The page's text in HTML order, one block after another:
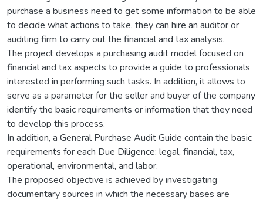
purchase a business need to get some information to be able
to decide what actions to take, they can hire an auditor or
auditing firm to carry out the financial and tax analysis.
The project develops a purchasing audit model focused on
financial and tax aspects to provide a guide to professionals
interested in performing such tasks. In addition, it allows to
serve as a parameter for the seller and buyer of the company
identify the basic requirements or information that they need
to develop this process.
In addition, a General Purchase Audit Guide contain the basic
requirements for each Due Diligence: legal, financial, tax,
operational, environmental, and labor.
The proposed objective is achieved by investigating
documentary sources in which the necessary bases are